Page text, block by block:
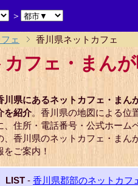
ェ 香川県ネットカフェ
フェ・まん
川県にあるネットカフェ・まん
を紹介。香川県の地図による位
、住所・電話番号・公式ホーム
、香川県のネットカフェ・まん
をご案内！
LIST - 香川県郡部のネットカフ
＞